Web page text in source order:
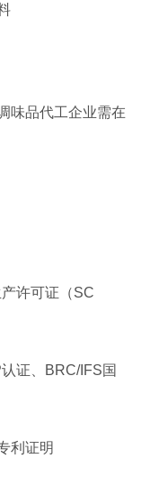
味品代工企业需在
许可证（SC
证、BRC/IFS国
利证明